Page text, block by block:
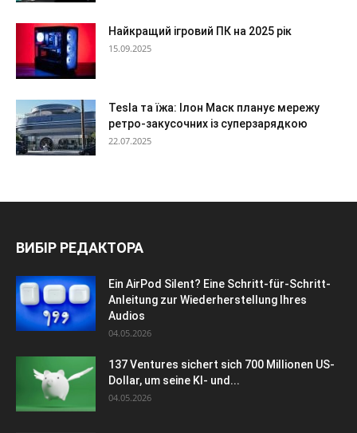
Найкращий ігровий ПК на 2025 рік
15.09.2025
Tesla та їжа: Ілон Маск планує мережу
ретро-закусочних із суперзарядкою
22.07.2025
ВИБІР РЕДАКТОРА
Ein AirPod Silent? Eine Schritt-für-Schritt-
Anleitung zur Wiederherstellung Ihres
Audios
04.05.2026
137 Ventures sichert sich 700 Millionen US-
Dollar, um seine KI- und...
04.05.2026